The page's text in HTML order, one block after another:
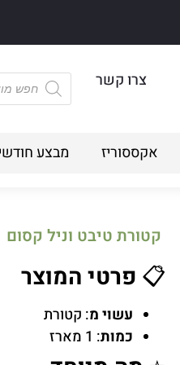
צרו קשר
אקססוריז מבצע
קטורת טיבט וניל קסום
📋 פרטי המוצר
עשוי מ: קטורת
כמות: 1 מארז